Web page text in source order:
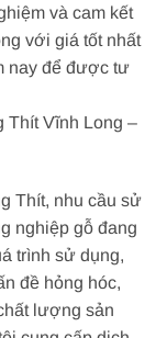
và cam kết
với giá tốt nhất
nay để được tư
Thít Vĩnh Long –
Thít, nhu cầu sử
nghiệp gỗ đang
trình sử dụng,
đề hỏng hóc,
lượng sản